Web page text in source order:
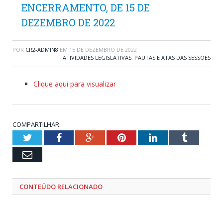
ENCERRAMENTO, DE 15 DE
DEZEMBRO DE 2022
POR CR2-ADMIN8 EM 15 DE DEZEMBRO DE 2022
ATIVIDADES LEGISLATIVAS, PAUTAS E ATAS DAS SESSÕES
Clique aqui para visualizar
COMPARTILHAR:
TwitterFacebookGoogle+PinterestLinkedInTumblr
Email
CONTEÚDO RELACIONADO